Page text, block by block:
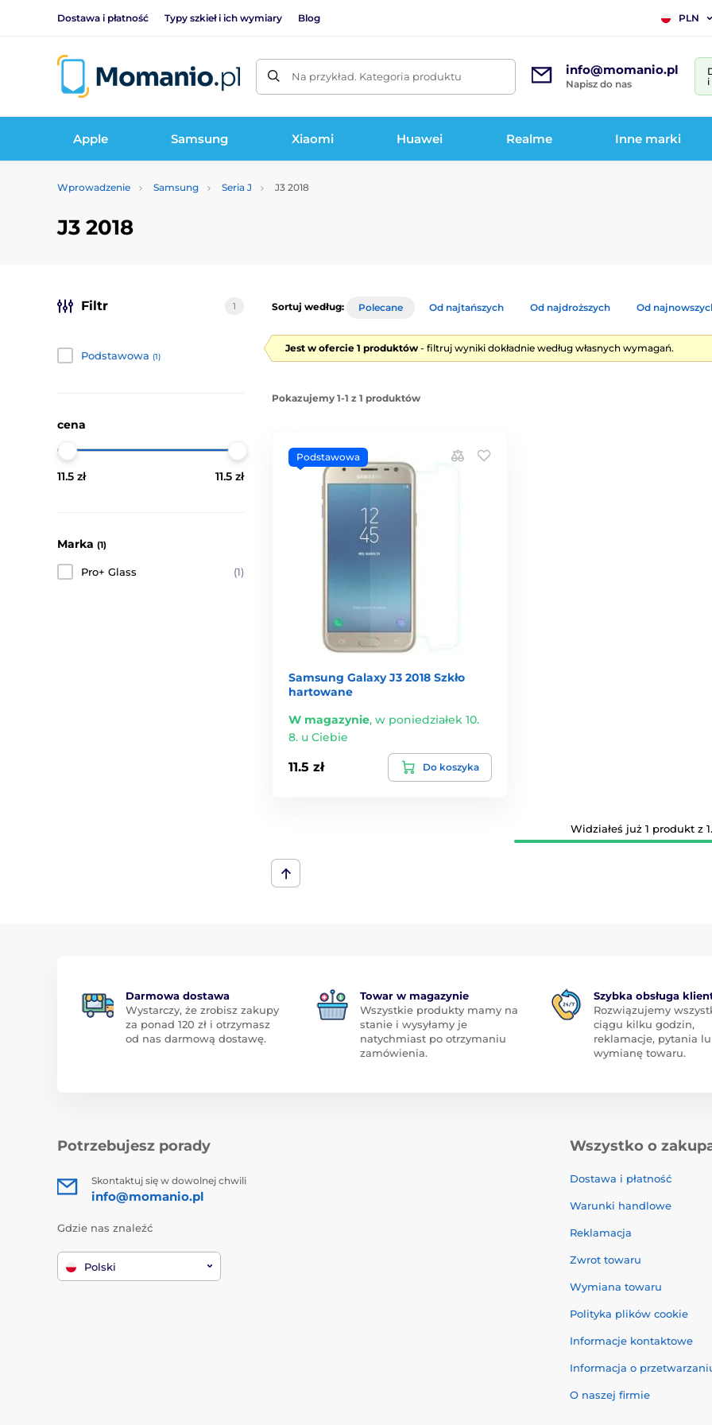
Dostawa i płatność Typy szkieł i ich wymiary Blog PLN
Na przykład. Kategoria produktu info@momanio.pl
Napisz do nas
Apple Samsung Xiaomi Huawei Realme Inne marki
Wprowadzenie Samsung Seria J J3 2018
J3 2018
Filtr 1
Podstawowa (1)
cena
11.5 zł 11.5 zł
Marka (1)
Pro+ Glass (1)
Sortuj według: Polecane Od najtańszych Od najdroższych Od
Jest w ofercie 1 produktów - filtruj wyniki dokładnie według własnych wymagań.
Pokazujemy 1-1 z 1 produktów
Podstawowa
Samsung Galaxy J3 2018 Szkło
hartowane
W magazynie, w poniedziałek 10.
8. u Ciebie
11.5 zł Do koszyka
Widziałeś już 1 produkt z 1.
Darmowa dostawa
Wystarczy, że zrobisz zakupy
za ponad 120 zł i otrzymasz
od nas darmową dostawę.
Towar w magazynie
Wszystkie produkty mamy na
stanie i wysyłamy je
natychmiast po otrzymaniu
zamówienia.
Szybka obsługa
Rozwiązujemy
ciągu kilku godzin,
reklamacje, pytania
wymianę towaru.
Potrzebujesz porady
Skontaktuj się w dowolnej chwili
info@momanio.pl
Gdzie nas znaleźć
Polski
Wszystko o
Dostawa i płatność
Warunki handlowe
Reklamacja
Zwrot towaru
Wymiana towaru
Polityka plików cookie
Informacje kontaktowe
Informacja o
O naszej firmie